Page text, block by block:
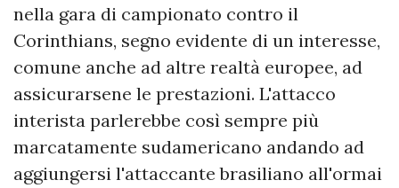
nella gara di campionato contro il
Corinthians, segno evidente di un interesse,
comune anche ad altre realtà europee, ad
assicurarsene le prestazioni. L'attacco
interista parlerebbe così sempre più
marcatamente sudamericano andando ad
aggiungersi l'attaccante brasiliano all'ormai